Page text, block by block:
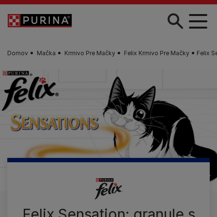
Skočiť na hlavný obsah
Domov Mačka Krmivo Pre Mačky Felix Krmivo Pre Mačky Felix